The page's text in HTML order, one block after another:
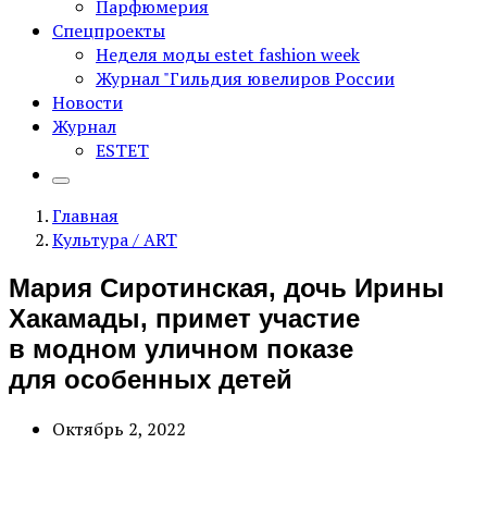
Парфюмерия
Спецпроекты
Неделя моды estet fashion week
Журнал "Гильдия ювелиров России
Новости
Журнал
ESTET
Главная
Культура / ART
Мария Сиротинская, дочь Ирины
Хакамады, примет участие
в модном уличном показе
для особенных детей
Октябрь 2, 2022